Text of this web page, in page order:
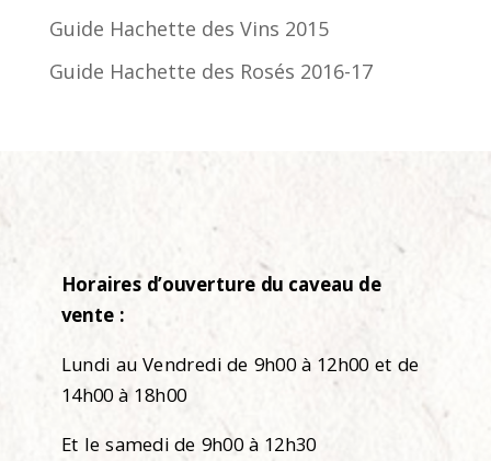
Guide Hachette des Vins 2015
Guide Hachette des Rosés 2016-17
Horaires d’ouverture du caveau de
vente :
Lundi au Vendredi de 9h00 à 12h00 et de
14h00 à 18h00
Et le samedi de 9h00 à 12h30